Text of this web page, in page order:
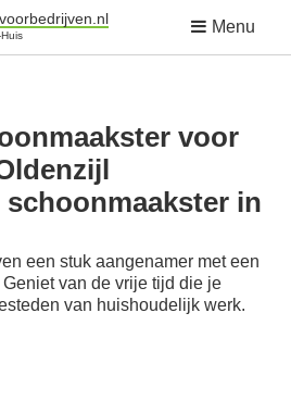
Menu
voor
schoonmaakster in
een stuk aangenamer met een
van de vrije tijd die je
van huishoudelijk werk.